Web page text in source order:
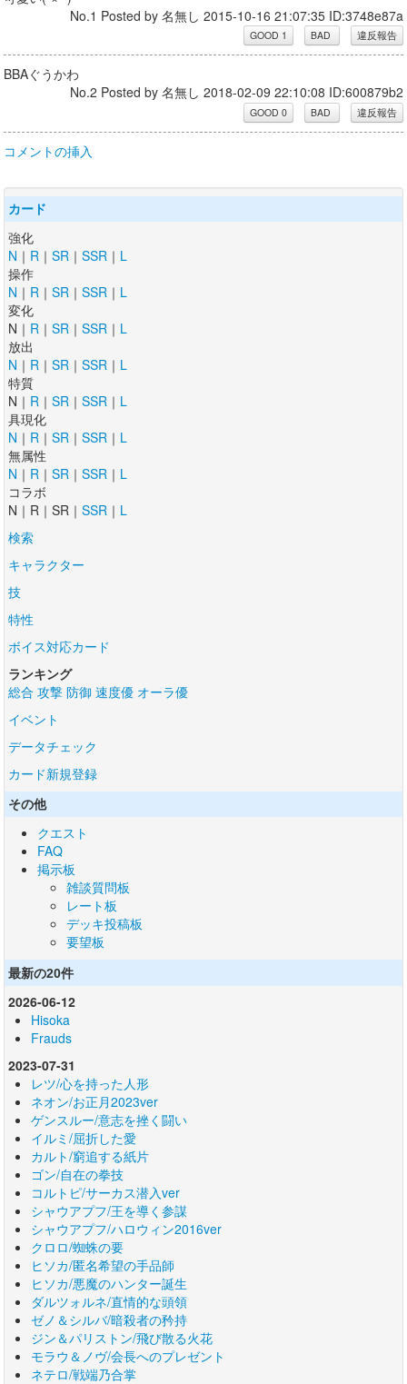
No.1 Posted by 名無し 2015-10-16 21:07:35 ID:3748e87a
BBAぐうかわ
No.2 Posted by 名無し 2018-02-09 22:10:08 ID:600879b2
コメントの挿入
カード
強化
N ｜ R ｜ SR ｜ SSR ｜ L
操作
N ｜ R ｜ SR ｜ SSR ｜ L
変化
N｜ R ｜ SR ｜ SSR ｜ L
放出
N ｜ R ｜ SR ｜ SSR ｜ L
特質
N｜ R ｜ SR ｜ SSR ｜ L
具現化
N ｜ R ｜ SR ｜ SSR ｜ L
無属性
N ｜ R ｜ SR ｜ SSR ｜ L
コラボ
N｜R｜SR｜ SSR ｜ L
検索
キャラクター
技
特性
ボイス対応カード
ランキング
総合 攻撃 防御 速度優 オーラ優
イベント
データチェック
カード新規登録
その他
クエスト
FAQ
掲示板
雑談質問板
レート板
デッキ投稿板
要望板
最新の20件
2026-06-12
Hisoka
Frauds
2023-07-31
レツ/心を持った人形
ネオン/お正月2023ver
ゲンスルー/意志を挫く闘い
イルミ/屈折した愛
カルト/窮追する紙片
ゴン/自在の拳技
コルトピ/サーカス潜入ver
シャウアプフ/王を導く参謀
シャウアプフ/ハロウィン2016ver
クロロ/蜘蛛の要
ヒソカ/匿名希望の手品師
ヒソカ/悪魔のハンター誕生
ダルツォルネ/直情的な頭領
ゼノ＆シルバ/暗殺者の矜持
ジン＆パリストン/飛び散る火花
モラウ＆ノヴ/会長へのプレゼント
ネテロ/戦端乃合掌